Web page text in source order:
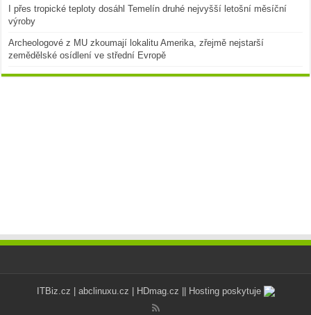
I přes tropické teploty dosáhl Temelín druhé nejvyšší letošní měsíční
výroby
Archeologové z MU zkoumají lokalitu Amerika, zřejmě nejstarší
zemědělské osídlení ve střední Evropě
ITBiz.cz abclinuxu.cz HDmag.cz || Hosting poskytuje